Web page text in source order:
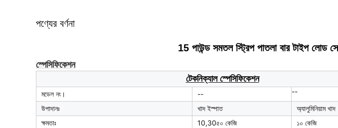
পণ্যের বর্ণনা
15 পাউন্ড সমতল স্ট্রিপ পাতলা বার টাইপ লোড
স্পেসিফিকেশন
টেকনিক্যাল স্পেসিফিকেশন
মডেল নং। -- --
উপাদানঃ
খাদ ইস্পাত অ্যালুমিনিয়াম খাদ
ক্ষমতাঃ
10,30৫০ কেজি ১০ কেজি